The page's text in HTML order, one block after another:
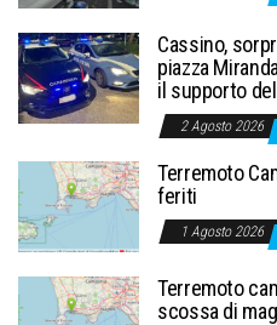
Cassino,
piazza
il supporto
2 Agosto 2026
Terremoto
feriti
1 Agosto 2026
Terremoto
scossa di